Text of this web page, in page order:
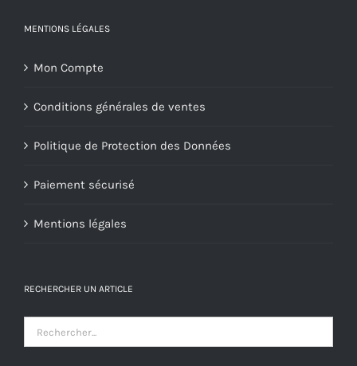
MENTIONS LÉGALES
Mon Compte
Conditions générales de ventes
Politique de Protection des Données
Paiement sécurisé
Mentions légales
RECHERCHER UN ARTICLE